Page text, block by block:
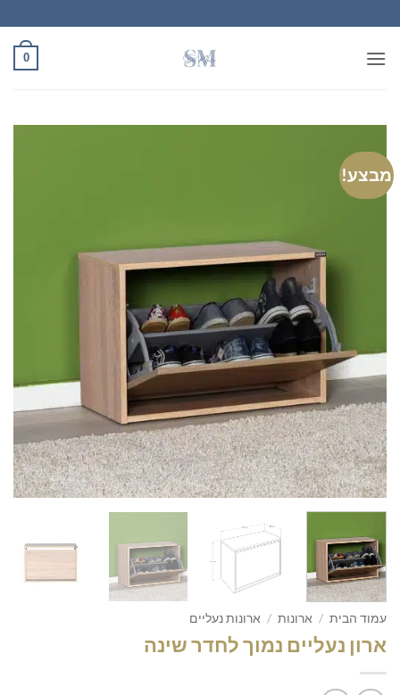
to
content
0
מבצע!
עמוד הבית / ארונות / ארונות נעליים
ארון נעליים נמוך לחדר שינה